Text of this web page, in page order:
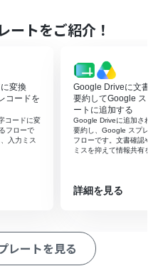
ミスや、チャートの更新漏れ
ります。
スプレッドシートをYoom
定のフォルダ内でファイルが
というアクションを設定し、対
したファイルをダウンロード
ファイルから必要な情報を抽
を設定し、抽出したデータの
ートをご紹介！
変換
コードを
コードに変
フローで
入力ミス
Google Driveに文書が
要約してGoogle スプ
ートに追加する
Google Driveに追加された
要約し、Google スプレッ
フローです。文書確認や転
ミスを抑えて情報共有を早
詳細を見る
レートを見る